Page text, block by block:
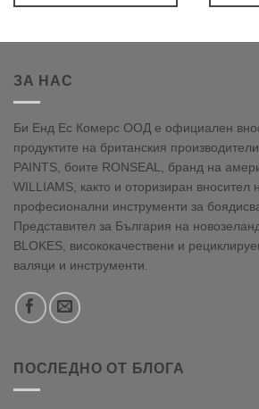
ЗА НАС
Би Енд Ес Комерс ООД е официален
продуктите на британския
PAINTS, боите RONSEAL, бранд на
WILLIAMS, както и оторизиран вносител
професионални инструменти за
Представител за България на
BLOKES, висококачествени и
валяци и инструменти.
ПОСЛЕДНО ОТ БЛОГА